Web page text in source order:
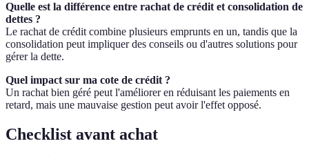
Quelle est la différence entre rachat de crédit et consolidation de
dettes ?
Le rachat de crédit combine plusieurs emprunts en un, tandis que la
consolidation peut impliquer des conseils ou d'autres solutions pour
gérer la dette.
Quel impact sur ma cote de crédit ?
Un rachat bien géré peut l'améliorer en réduisant les paiements en
retard, mais une mauvaise gestion peut avoir l'effet opposé.
Checklist avant achat